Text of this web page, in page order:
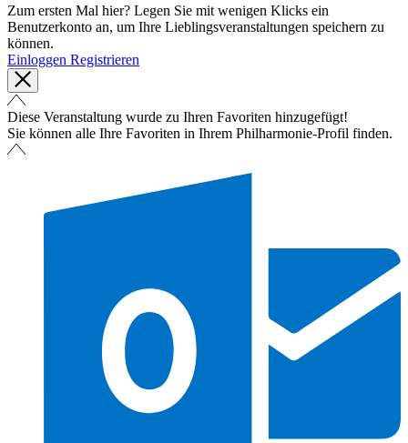
Zum ersten Mal hier? Legen Sie mit wenigen Klicks ein
Benutzerkonto an, um Ihre Lieblingsveranstaltungen speichern zu
können.
Einloggen Registrieren
Diese Veranstaltung wurde zu Ihren Favoriten hinzugefügt!
Sie können alle Ihre Favoriten in Ihrem Philharmonie-Profil finden.